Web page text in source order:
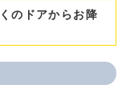
のドアからお降